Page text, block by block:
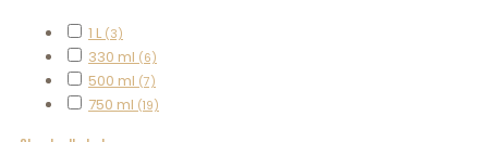
1 L (3)
330 ml (6)
500 ml (7)
750 ml (19)